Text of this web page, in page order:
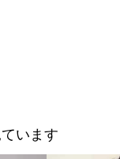
います